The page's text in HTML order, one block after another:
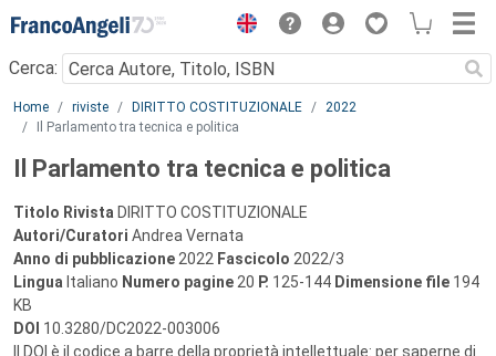
Menu
Cerca:
Main content
Home riviste DIRITTO COSTITUZIONALE
2022
Il Parlamento tra tecnica e politica
Il Parlamento tra tecnica e politica
Titolo Rivista DIRITTO COSTITUZIONALE
Autori/Curatori Andrea Vernata
Anno di pubblicazione 2022 Fascicolo 2022/3
Lingua Italiano Numero pagine 20 P. 125-144 Dimensione file 194
KB
DOI 10.3280/DC2022-003006
Il DOI è il codice a barre della proprietà intellettuale: per saperne di